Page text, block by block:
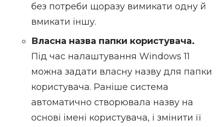
без потреби щоразу вимикати одну й
вмикати іншу.
Власна назва папки користувача.
Під час налаштування Windows 11
можна задати власну назву для папки
користувача. Раніше система
автоматично створювала назву на
основі імені користувача, і змінити її